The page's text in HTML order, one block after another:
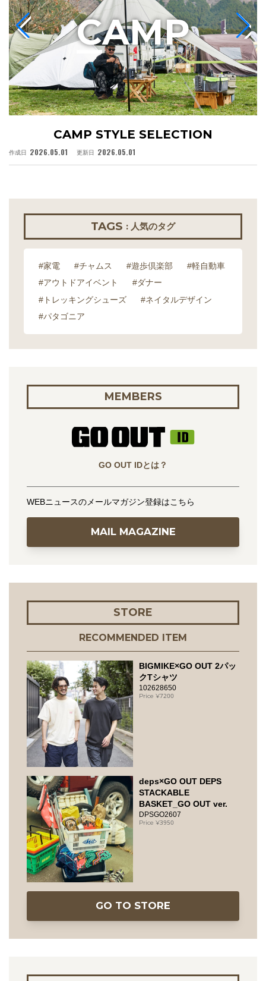
CAMP STYLE SELECTION
作成日 2026.05.01 更新日 2026.05.01
CAMP
TAGS : 人気のタグ
#家電 #チャムス #遊歩倶楽部
#軽自動車
#アウトドアイベント
#ダナー
#トレッキングシューズ
#ネイタルデザイン
#パタゴニア
MEMBERS
GO OUT IDとは？
WEBニュースのメールマガジン登録はこちら
MAIL MAGAZINE
STORE
RECOMMENDED ITEM
BIGMIKE×GO OUT 2パッ
クTシャツ
102628650
7200
deps×GO OUT DEPS
STACKABLE
BASKET_GO OUT ver.
DPSGO2607
3950
GO TO STORE